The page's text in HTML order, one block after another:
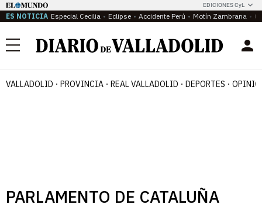
EDICIONES CyL
ES NOTICIA Especial Cecilia Eclipse Accidente Perú Motín Zambrana
Menú
VALLADOLID PROVINCIA REAL VALLADOLID DEPORTES
PARLAMENTO DE CATALUÑA